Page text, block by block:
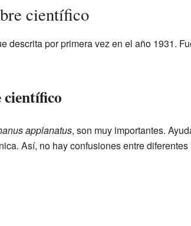
científico
descrita por primera vez en el año 1931.
applanatus, son muy importantes.
Así, no hay confusiones entre